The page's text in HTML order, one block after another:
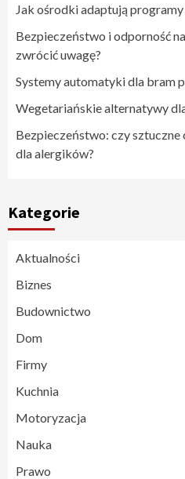
Jak ośrodki adaptują
Bezpieczeństwo i odporność
zwrócić uwagę?
Systemy automatyki dla bram
Wegetariańskie alternatywy
Bezpieczeństwo: czy sztuczne
dla alergików?
Kategorie
Aktualności
Biznes
Budownictwo
Dom
Firmy
Kuchnia
Motoryzacja
Nauka
Prawo